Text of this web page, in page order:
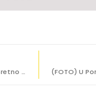
HRVATSKA REPREZENTACIJA OTPUTOVALA U AMERIKU Sretno Vatreni!